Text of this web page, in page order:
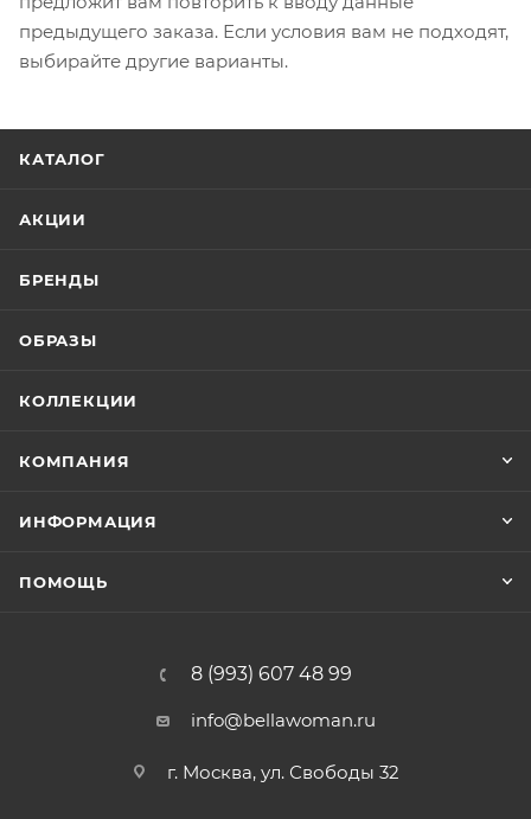
предыдущего заказа. Если условия вам не подходят,
выбирайте другие варианты.
КАТАЛОГ
АКЦИИ
БРЕНДЫ
ОБРАЗЫ
КОЛЛЕКЦИИ
КОМПАНИЯ
ИНФОРМАЦИЯ
ПОМОЩЬ
8 (993) 607 48 99
info@bellawoman.ru
г. Москва, ул. Свободы 32